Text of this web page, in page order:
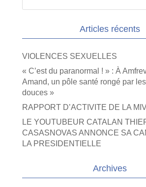
Articles récents
VIOLENCES SEXUELLES
« C’est du paranormal ! » : À
Amand, un pôle santé rongé par
douces »
RAPPORT D’ACTIVITE DE LA
LE YOUTUBEUR CATALAN
CASASNOVAS ANNONCE SA
LA PRESIDENTIELLE
Archives